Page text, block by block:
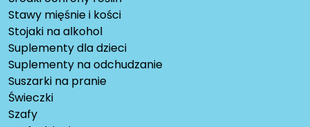
Stawy mięśnie i kości
Stojaki na alkohol
Suplementy dla dzieci
Suplementy na odchudzanie
Suszarki na pranie
Świeczki
Szafy